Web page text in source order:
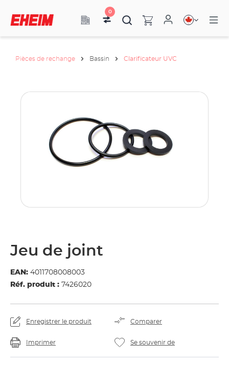
0
Pièces de rechange Bassin Clarificateur UVC
Jeu de joint
EAN: 4011708008003
Réf. produit : 7426020
Enregistrer le produit Comparer
Imprimer Se souvenir de